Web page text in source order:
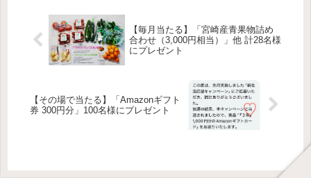
【毎月当たる】「宮崎産青果物詰め
合わせ（3,000円相当）」他 計28名様
にプレゼント
【その場で当たる】「Amazonギフト
券 300円分」100名様にプレゼント